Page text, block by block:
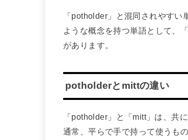
「potholder」と混同されやす
ような概念を持つ単語として、
があります。
potholderとmittの違い
「potholder」と「mitt」は、共
通常、平らで手で持って使うも